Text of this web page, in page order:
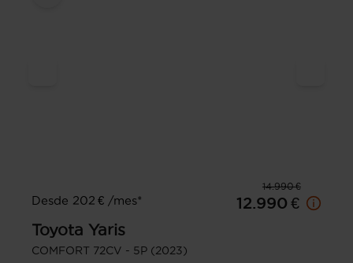
14.990 €
Desde 202 € /mes*
12.990 €
Toyota Yaris
COMFORT 72CV - 5P (2023)